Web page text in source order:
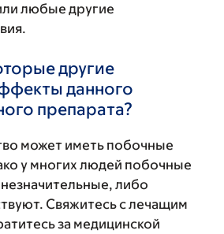
любые другие
другие
данного
препарата?
может иметь побочные
у многих людей побочные
либо
Свяжитесь с лечащим
за медицинской